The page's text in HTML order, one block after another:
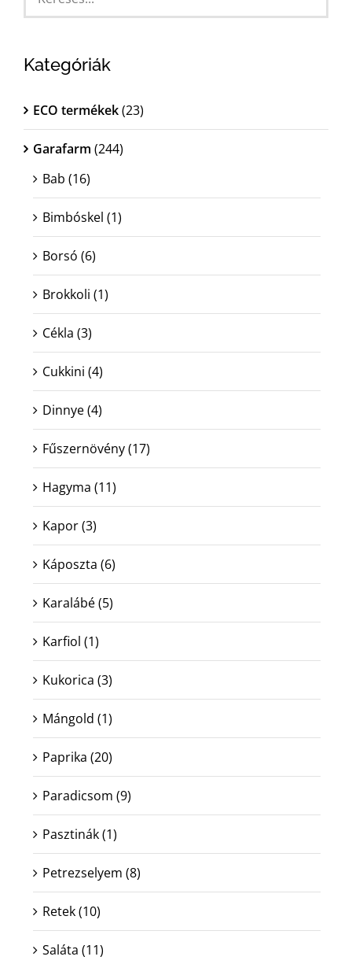
Kategóriák
ECO termékek(23)
Garafarm (244)
Bab (16)
Bimbóskel (1)
Borsó (6)
Brokkoli (1)
Cékla (3)
Cukkini (4)
Dinnye(4)
Fűszernövény(17)
Hagyma (11)
Kapor(3)
Káposzta (6)
Karalábé(5)
Karfiol (1)
Kukorica (3)
Mángold (1)
Paprika (20)
Paradicsom (9)
Pasztinák(1)
Petrezselyem (8)
Retek(10)
Saláta (11)